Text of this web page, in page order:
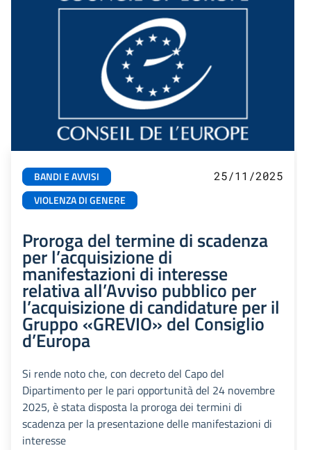
BANDI E AVVISI
VIOLENZA DI GENERE
25/11/2025
Proroga del termine di scadenza
per l’acquisizione di
manifestazioni di interesse
relativa all’Avviso pubblico per
l’acquisizione di candidature per il
Gruppo «GREVIO» del Consiglio
d’Europa
Si rende noto che, con decreto del Capo del
Dipartimento per le pari opportunità del 24 novembre
2025, è stata disposta la proroga dei termini di
scadenza per la presentazione delle manifestazioni di
interesse